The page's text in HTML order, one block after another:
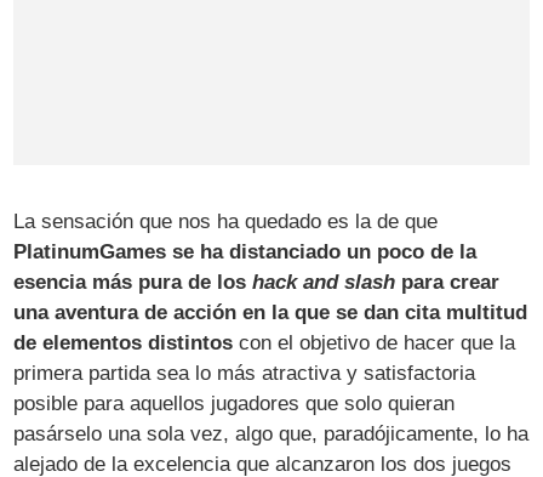
La sensación que nos ha quedado es la de que
PlatinumGames se ha distanciado un poco de la
esencia más pura de loshack and slash para crear
una aventura de acción en la que se dan cita multitud
de elementos distintos con el objetivo de hacer que la
primera partida sea lo más atractiva y satisfactoria
posible para aquellos jugadores que solo quieran
pasárselo una sola vez, algo que, paradójicamente, lo ha
alejado de la excelencia que alcanzaron los dos juegos